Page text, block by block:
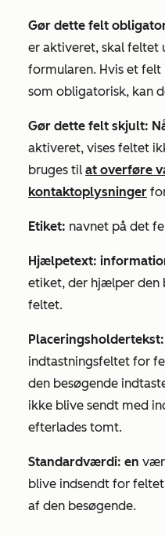
Gør dette felt
er aktiveret, skal feltet
formularen. Hvis et
som obligatorisk, kan
Gør dette felt skjult:
aktiveret, vises feltet
bruges til at overføre
kontaktoplysninger
Etiket: navnet på det
Hjælpetext:
etiket, der hjælper den
feltet.
indtastningsfeltet for
den besøgende
ikke blive sendt med
efterlades tomt.
Standardværdi: en
blive indsendt for
af den besøgende.